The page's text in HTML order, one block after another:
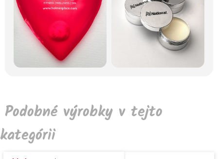
Podobné výrobky v tejto
kategórii